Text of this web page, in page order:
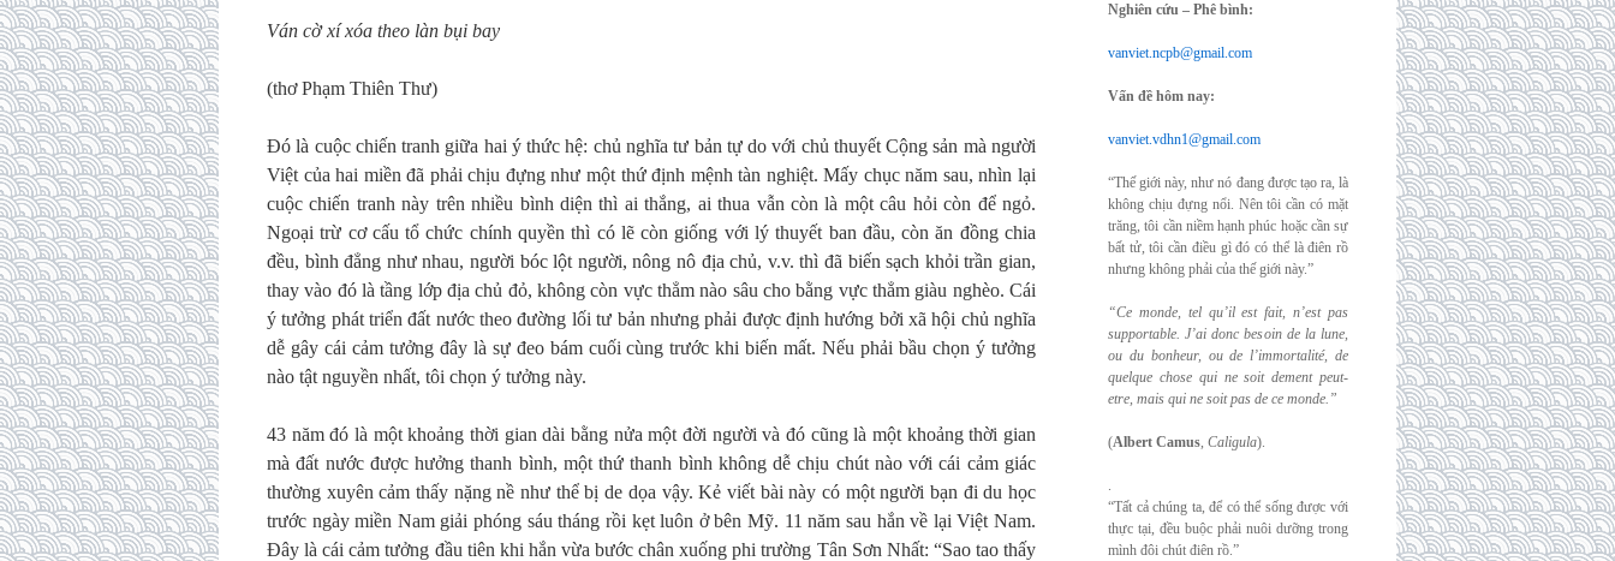
Ván cờ xí xóa theo làn bụi bay
(thơ Phạm Thiên Thư)
Đó là cuộc chiến tranh giữa hai ý thức hệ: chủ nghĩa tư bản tự do với chủ thuyết Cộng sản mà người
Việt của hai miền đã phải chịu đựng như một thứ định mệnh tàn nghiệt. Mấy chục năm sau, nhìn lại
cuộc chiến tranh này trên nhiều bình diện thì ai thắng, ai thua vẫn còn là một câu hỏi còn để ngỏ.
Ngoại trừ cơ cấu tổ chức chính quyền thì có lẽ còn giống với lý thuyết ban đầu, còn ăn đồng chia
đều, bình đẳng như nhau, người bóc lột người, nông nô địa chủ, v.v. thì đã biến sạch khỏi trần gian,
thay vào đó là tầng lớp địa chủ đỏ, không còn vực thẳm nào sâu cho bằng vực thẳm giàu nghèo. Cái
ý tưởng phát triển đất nước theo đường lối tư bản nhưng phải được định hướng bởi xã hội chủ nghĩa
dễ gây cái cảm tưởng đây là sự đeo bám cuối cùng trước khi biến mất. Nếu phải bầu chọn ý tưởng
nào tật nguyền nhất, tôi chọn ý tưởng này.
43 năm đó là một khoảng thời gian dài bằng nửa một đời người và đó cũng là một khoảng thời gian
mà đất nước được hưởng thanh bình, một thứ thanh bình không dễ chịu chút nào với cái cảm giác
thường xuyên cảm thấy nặng nề như thể bị de dọa vậy. Kẻ viết bài này có một người bạn đi du học
trước ngày miền Nam giải phóng sáu tháng rồi kẹt luôn ở bên Mỹ. 11 năm sau hắn về lại Việt Nam.
Đây là cái cảm tưởng đầu tiên khi hắn vừa bước chân xuống phi trường Tân Sơn Nhất: “Sao tao thấy
Nghiên cứu – Phê bình:
vanviet.ncpb@gmail.com
Vấn đề hôm nay:
vanviet.vdhn1@gmail.com
“Thế giới này, như nó đang được tạo ra, là
không chịu đựng nổi. Nên tôi cần có mặt
trăng, tôi cần niềm hạnh phúc hoặc cần sự
bất tử, tôi cần điều gì đó có thể là điên rồ
nhưng không phải của thế giới này.”
“Ce monde, tel qu’il est fait, n’est pas
supportable. J’ai donc besoin de la lune,
ou du bonheur, ou de l’immortalité, de
quelque chose qui ne soit dement peut-
etre, mais qui ne soit pas de ce monde.”
(Albert Camus, Caligula).
.
“Tất cả chúng ta, để có thể sống được với
thực tại, đều buộc phải nuôi dưỡng trong
mình đôi chút điên rồ.”